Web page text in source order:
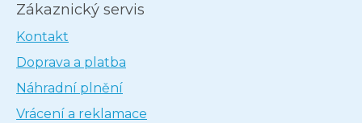
Zákaznický servis
Kontakt
Doprava a platba
Náhradní plnění
Vrácení a reklamace